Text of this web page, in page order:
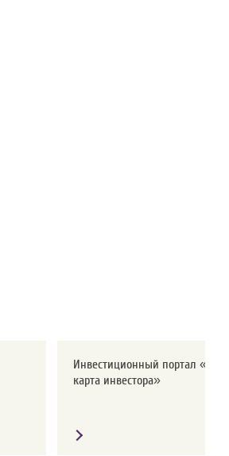
Инвестиционный портал
карта инвестора»